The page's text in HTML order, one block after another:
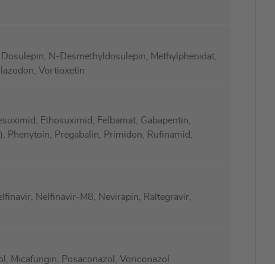
N-Desmethyldosulepin, Methylphenidat,
Vortioxetin
Ethosuximid, Felbamat, Gabapentin,
Phenytoin, Pregabalin, Primidon, Rufinamid,
Nelfinavir-M8, Nevirapin, Raltegravir,
Micafungin, Posaconazol, Voriconazol